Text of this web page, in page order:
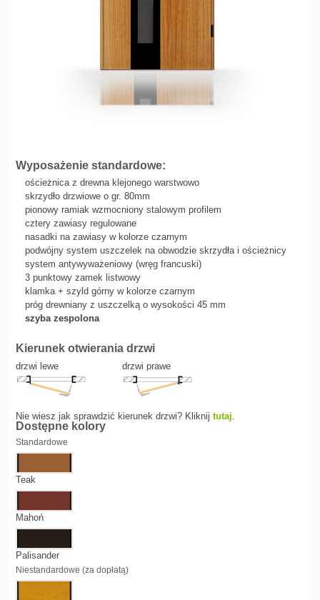
Wyposażenie standardowe:
ościeżnica z drewna klejonego warstwowo
skrzydło drzwiowe o gr. 80mm
pionowy ramiak wzmocniony stalowym profilem
cztery zawiasy regulowane
nasadki na zawiasy w kolorze czarnym
podwójny system uszczelek na obwodzie skrzydła i ościeżnicy
system antywyważeniowy (wręg francuski)
3 punktowy zamek listwowy
klamka + szyld górny w kolorze czarnym
próg drewniany z uszczelką o wysokości 45 mm
szyba zespolona
Kierunek otwierania drzwi
drzwi lewe drzwi prawe
Nie wiesz jak sprawdzić kierunek drzwi? Kliknij tutaj.
Dostępne kolory
Standardowe
Teak
Mahoń
Palisander
Niestandardowe (za dopłatą)